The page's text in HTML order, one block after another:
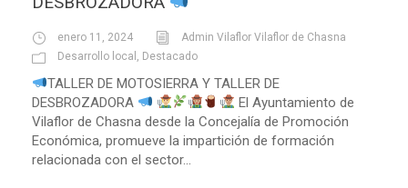
enero 11, 2024
Admin Vilaflor Vilaflor de Chasna
Desarrollo local , Destacado
TALLER DE MOTOSIERRA Y TALLER DE
DESBROZADORA
El Ayuntamiento de
Vilaflor de Chasna desde la Concejalía de Promoción
Económica, promueve la impartición de formación
relacionada con el sector...